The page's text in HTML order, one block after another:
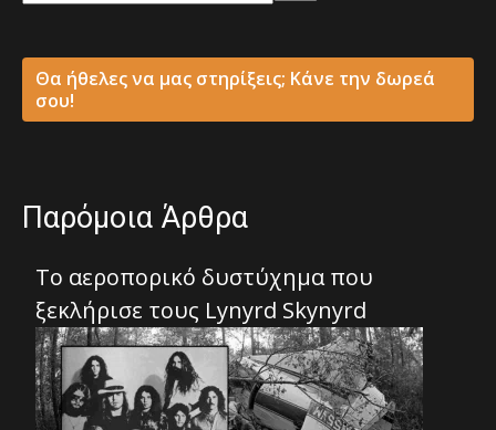
Θα ήθελες να μας στηρίξεις; Κάνε την δωρεά
σου!
Παρόμοια Άρθρα
Το αεροπορικό δυστύχημα που
ξεκλήρισε τους Lynyrd Skynyrd